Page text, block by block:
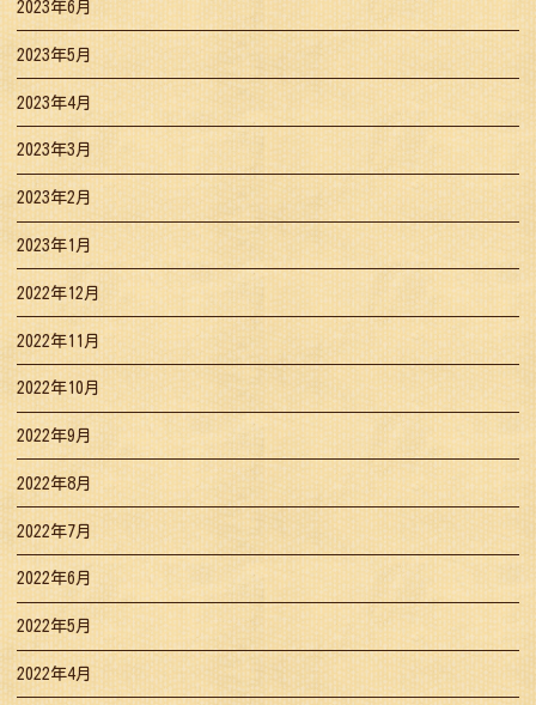
2023年6月
2023年5月
2023年4月
2023年3月
2023年2月
2023年1月
2022年12月
2022年11月
2022年10月
2022年9月
2022年8月
2022年7月
2022年6月
2022年5月
2022年4月